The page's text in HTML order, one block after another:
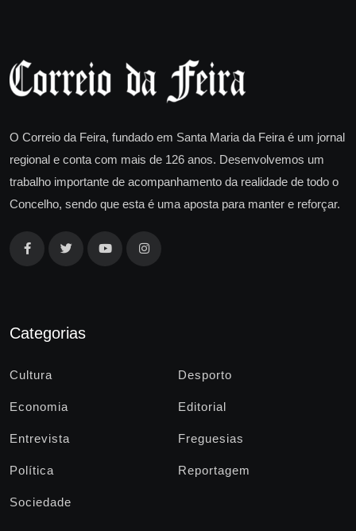
O Correio da Feira, fundado em Santa Maria da Feira é um jornal
regional e conta com mais de 126 anos. Desenvolvemos um
trabalho importante de acompanhamento da realidade de todo o
Concelho, sendo que esta é uma aposta para manter e reforçar.
Categorias
Cultura Desporto
Economia Editorial
Entrevista Freguesias
Política Reportagem
Sociedade